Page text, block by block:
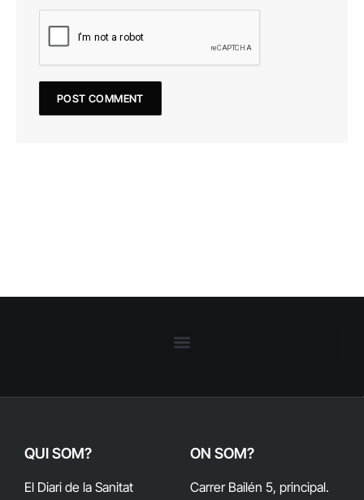
QUI SOM?
El Diari de la Sanitat
ON SOM?
Carrer Bailén 5, principal.